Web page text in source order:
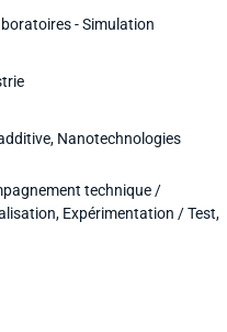
- Simulation
, Nanotechnologies
technique /
, Expérimentation / Test,